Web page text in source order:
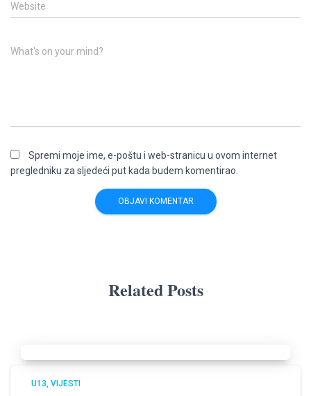
Website
What's on your mind?
Spremi moje ime, e-poštu i web-stranicu u ovom internet
pregledniku za sljedeći put kada budem komentirao.
Related Posts
U13 VIJESTI